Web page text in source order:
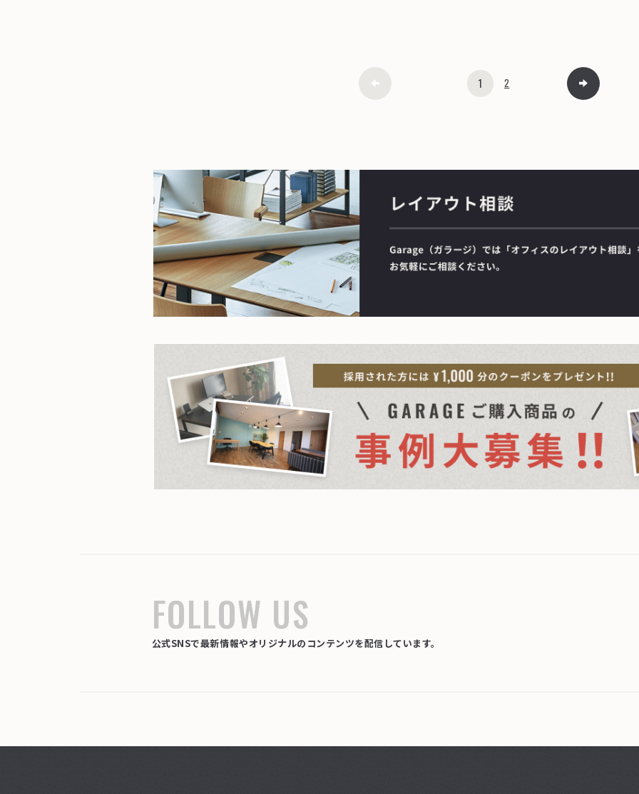
1 2
FOLLOW US
公式SNSで最新情報やオリジナルのコンテンツを配信しています。